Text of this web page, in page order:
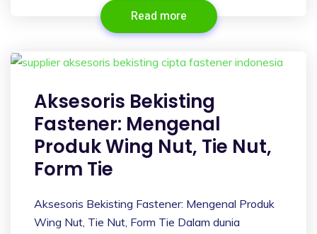
Read more
Aksesoris Bekisting
Fastener: Mengenal
Produk Wing Nut, Tie Nut,
Form Tie
Aksesoris Bekisting Fastener: Mengenal Produk
Wing Nut, Tie Nut, Form Tie Dalam dunia